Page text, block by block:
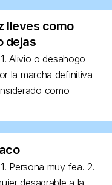
lleves como
dejas
Alivio o desahogo
la marcha definitiva
como
Persona muy fea. 2.
desagrable a la